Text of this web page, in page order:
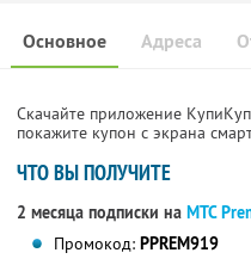
Основное Адреса
Скачайте приложение
покажите купон с экрана
ЧТО ВЫ ПОЛУЧИТЕ
2 месяца подписки на МТС
Промокод: PPREM919